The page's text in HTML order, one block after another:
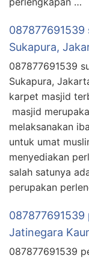
Sukapura,
087877691539
Sukapura,
karpet masjid
masjid
melaksanakan
untuk umat
menyediakan
salah satunya
perupakan
Jatinegara
087877691539